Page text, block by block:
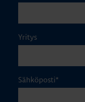
Yritys
Sähköposti*